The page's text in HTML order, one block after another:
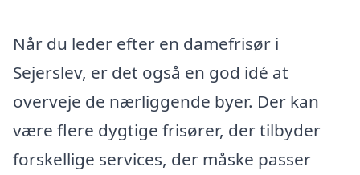
Når du leder efter en damefrisør i
Sejerslev, er det også en god idé at
overveje de nærliggende byer. Der kan
være flere dygtige frisører, der tilbyder
forskellige services, der måske passer